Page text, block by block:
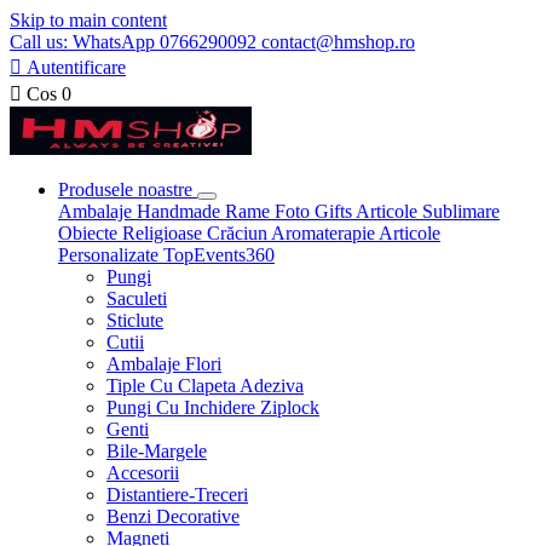
Skip to main content
Call us: WhatsApp 0766290092 contact@hmshop.ro
 Autentificare
 Cos 0
Produsele noastre
Ambalaje Handmade Rame Foto Gifts Articole Sublimare
Obiecte Religioase Crăciun Aromaterapie Articole
Personalizate TopEvents360
Pungi
Saculeti
Sticlute
Cutii
Ambalaje Flori
Tiple Cu Clapeta Adeziva
Pungi Cu Inchidere Ziplock
Genti
Bile-Margele
Accesorii
Distantiere-Treceri
Benzi Decorative
Magneti